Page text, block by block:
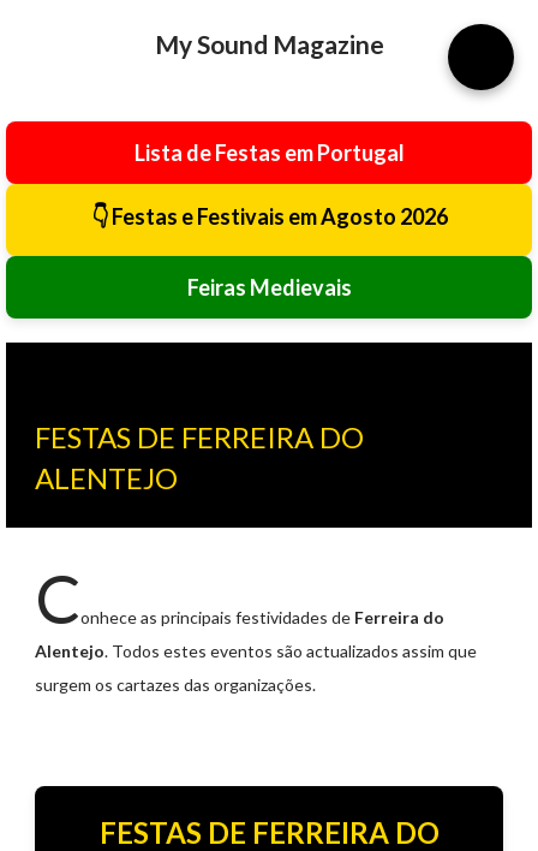
My Sound Magazine
Lista de Festas em Portugal
👇 Festas e Festivais em Agosto 2026
Feiras Medievais
FESTAS DE FERREIRA DO
ALENTEJO
Conhece as principais festividades de Ferreira do
Alentejo. Todos estes eventos são actualizados assim que
surgem os cartazes das organizações.
FESTAS DE FERREIRA DO